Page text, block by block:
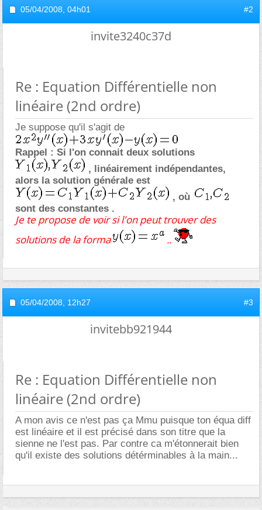
05/04/2008, 04h01 #2
invite3240c37d
Re : Equation Différentielle non
linéaire (2nd ordre)
Je suppose qu'il s'agit de
Rappel : Si l'on connait deux solutions
, linéairement indépendantes,
alors la solution générale est
, où
sont des constantes .
Je te propose de voir si l'on peut trouver des
solutions de la forma
..
05/04/2008, 12h27 #3
invitebb921944
Re : Equation Différentielle non
linéaire (2nd ordre)
A mon avis ce n'est pas ça Mmu puisque ton équa diff
est linéaire et il est précisé dans son titre que la
sienne ne l'est pas. Par contre ca m'étonnerait bien
qu'il existe des solutions détérminables à la main...